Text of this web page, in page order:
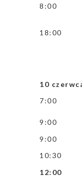
8:00
18:00
10
7:00
9:00
9:00
10:30
12:00